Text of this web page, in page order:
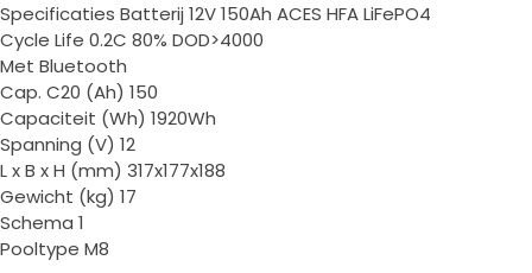
Specificaties Batterij 12V 150Ah ACES HFA LiFePO4
Cycle Life 0.2C 80% DOD>4000
Met Bluetooth
Cap. C20 (Ah) 150
Capaciteit (Wh) 1920Wh
Spanning (V) 12
L x B x H (mm) 317x177x188
Gewicht (kg) 17
Schema 1
Pooltype M8